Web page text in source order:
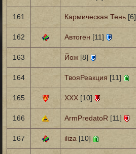
161 Кармическая Тень [6]
162 Автоген [11]
163 Йож [8]
164 ТвояРеакция [11]
165 XXX [10]
166 ArmPredatoR [11]
167 iliza [10]